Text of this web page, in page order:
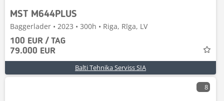
MST M644PLUS
Baggerlader • 2023 • 300h • Riga, Rīga, LV
100 EUR / TAG
79.000 EUR
Balti Tehnika Serviss SIA
8